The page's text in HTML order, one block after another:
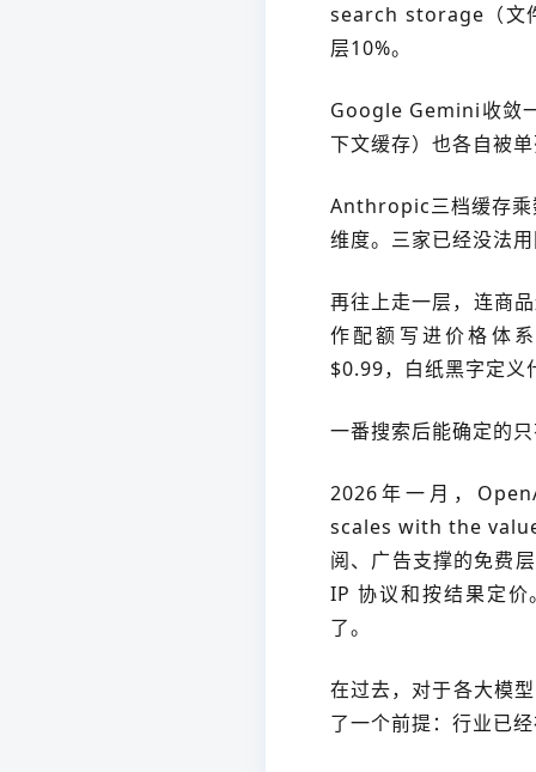
search storage（文
层10%。
Google Gemini收敛
下文缓存）也各自被
Anthropic三档缓存
维度。三家已经没法
再往上走一层，连商
作配额写进价格体
$0.99，白纸黑字定义
一番搜索后能确定的
2026年一月，
scales with the
阅、广告支撑的免费
IP 协议和按结果定价
了。
在过去，对于各大模
了一个前提：行业已